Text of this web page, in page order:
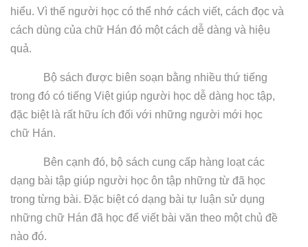
hiểu. Vì thế người học có thể nhớ cách viết, cách đọc và
cách dùng của chữ Hán đó một cách dễ dàng và hiệu
quả.
Bộ sách được biên soạn bằng nhiều thứ tiếng
trong đó có tiếng Việt giúp người học dễ dàng học tập,
đặc biệt là rất hữu ích đối với những người mới học
chữ Hán.
Bên cạnh đó, bộ sách cung cấp hàng loạt các
dạng bài tập giúp người học ôn tập những từ đã học
trong từng bài. Đặc biệt có dạng bài tự luận sử dụng
những chữ Hán đã học để viết bài văn theo một chủ đề
nào đó.